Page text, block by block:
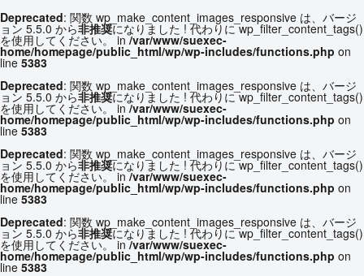
Deprecated: 関数 wp_make_content_images_responsive は、バージ
ョン 5.5.0 から非推奨になりました ! 代わりに wp_filter_content_tags()
を使用してください。 in/var/www/suexec-
home/homepage/public_html/wp/wp-includes/functions.php on
line 5383
Deprecated: 関数 wp_make_content_images_responsive は、バージ
ョン 5.5.0 から非推奨になりました ! 代わりに wp_filter_content_tags()
を使用してください。 in/var/www/suexec-
home/homepage/public_html/wp/wp-includes/functions.php on
line 5383
Deprecated: 関数 wp_make_content_images_responsive は、バージ
ョン 5.5.0 から非推奨になりました ! 代わりに wp_filter_content_tags()
を使用してください。 in/var/www/suexec-
home/homepage/public_html/wp/wp-includes/functions.php on
line 5383
Deprecated: 関数 wp_make_content_images_responsive は、バージ
ョン 5.5.0 から非推奨になりました ! 代わりに wp_filter_content_tags()
を使用してください。 in/var/www/suexec-
home/homepage/public_html/wp/wp-includes/functions.php on
line 5383